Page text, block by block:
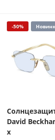
-50%
David
х